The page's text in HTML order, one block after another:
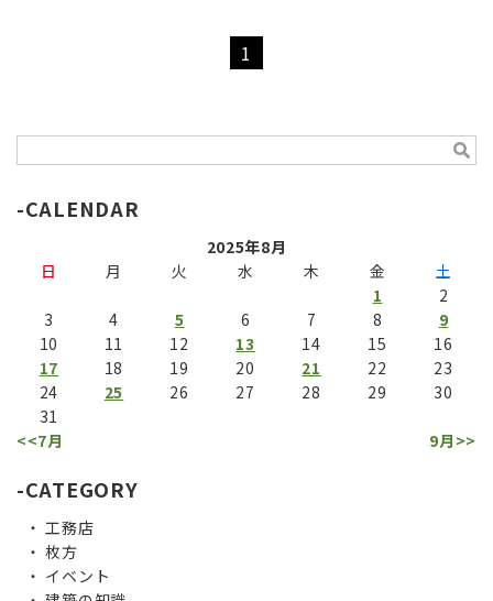
1
CALENDAR
2025年8月
日
月 火 水 木 金
土
1
2
3
4 5 6 7 8
9
10
11 12 13 14 15
16
17
18 19 20 21 22
23
24
25 26 27 28 29
30
31
<<7月
9月>>
CATEGORY
工務店
枚方
イベント